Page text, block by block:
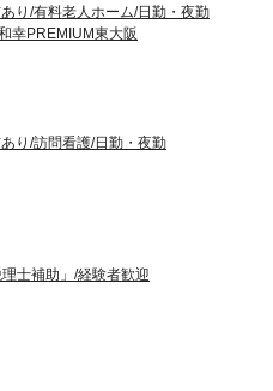
り/有料老人ホーム/日勤・夜勤
幸PREMIUM東大阪
り/訪問看護/日勤・夜勤
士補助」/経験者歓迎